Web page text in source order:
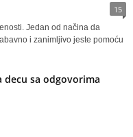
15
Jedan od načina da
i zanimljivo jeste pomoću
decu sa odgovorima